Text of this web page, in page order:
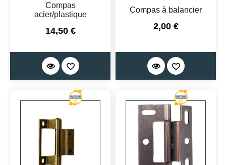
Compas
acier/plastique
Prix
14,50 €
Compas à balancier
Prix
2,00 €